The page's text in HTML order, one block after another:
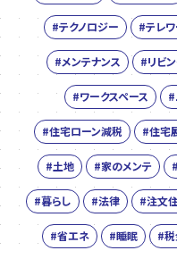
#テクノロジー #テレ
#メンテナンス #リビ
#ワークスペース
#住宅ローン減税 #住宅
#土地 #家のメンテ
#暮らし #法律 #注文
#省エネ #睡眠 #